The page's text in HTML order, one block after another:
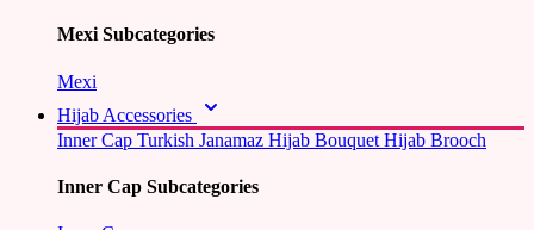
Mexi Subcategories
Mexi
Hijab Accessories
Inner Cap Turkish Janamaz Hijab Bouquet Hijab Brooch
Inner Cap Subcategories